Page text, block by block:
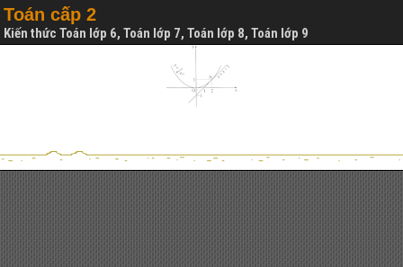
Toán cấp 2
Kiến thức Toán lớp 6, Toán lớp 7, Toán lớp 8, Toán lớp 9